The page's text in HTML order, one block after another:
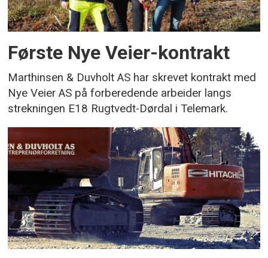
Første Nye Veier-kontrakt
Marthinsen & Duvholt AS har skrevet kontrakt med
Nye Veier AS på forberedende arbeider langs
strekningen E18 Rugtvedt-Dørdal i Telemark.